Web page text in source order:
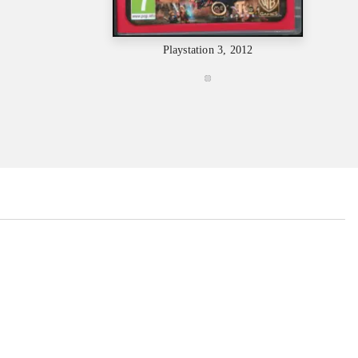
Playstation 3, 2012